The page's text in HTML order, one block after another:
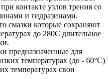
контакте узлов трения со
и гидразинами.
смазки которые сохраняют
до 280С длительное
предназначенные для
температурах (до - 60°С)
температурах свои